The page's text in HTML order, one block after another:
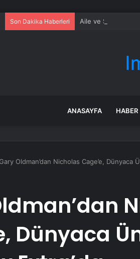
Son Dakika Haberleri Aile ve Sosyal
ANASAYFA HABER
Gary Oldman’dan Nicholas Cage’e, Dünyaca
Dünyaca